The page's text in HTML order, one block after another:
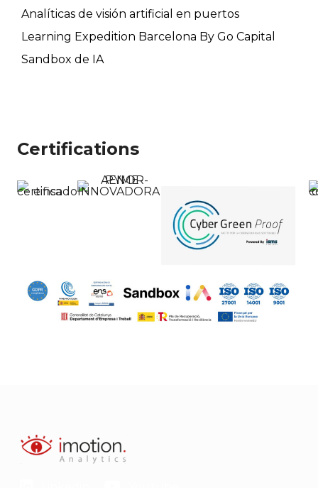
Analíticas de visión artificial en puertos
Learning Expedition Barcelona By Go Capital
Sandbox de IA
Certifications